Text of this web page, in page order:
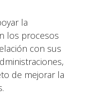
la
los procesos
con sus
de mejorar la